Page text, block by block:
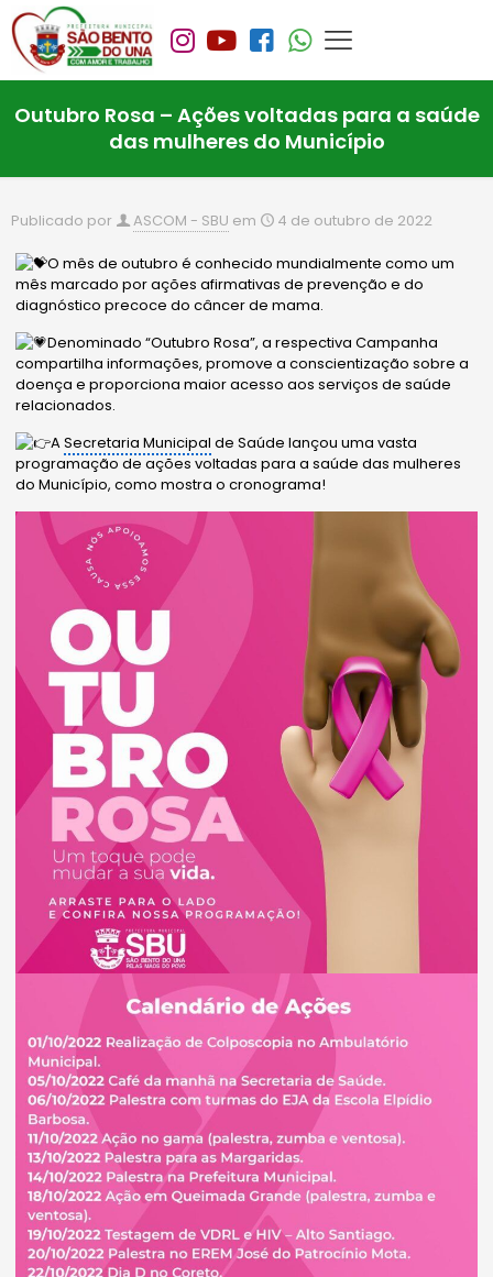
Outubro Rosa – Ações voltadas para a saúde
das mulheres do Município
Publicado por ASCOM - SBU em 4 de outubro de 2022
O mês de outubro é conhecido mundialmente como um
mês marcado por ações afirmativas de prevenção e do
diagnóstico precoce do câncer de mama.
Denominado “Outubro Rosa”, a respectiva Campanha
compartilha informações, promove a conscientização sobre a
doença e proporciona maior acesso aos serviços de saúde
relacionados.
ASecretaria Municipal de Saúde lançou uma vasta
programação de ações voltadas para a saúde das mulheres
do Município, como mostra o cronograma!